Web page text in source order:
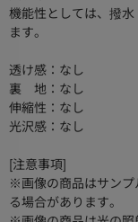
機能性としては、撥
ます。
透け感：なし
裏 地：なし
伸縮性：なし
光沢感：なし
[注意事項]
※画像の商品はサンプ
る場合があります。